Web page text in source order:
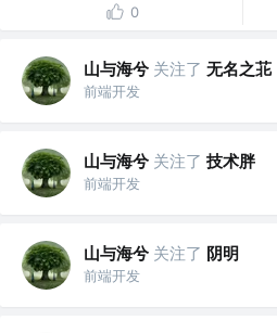
0
山与海兮 关注了 无名之苝
前端开发
山与海兮 关注了 技术胖
前端开发
山与海兮 关注了 阴明
前端开发